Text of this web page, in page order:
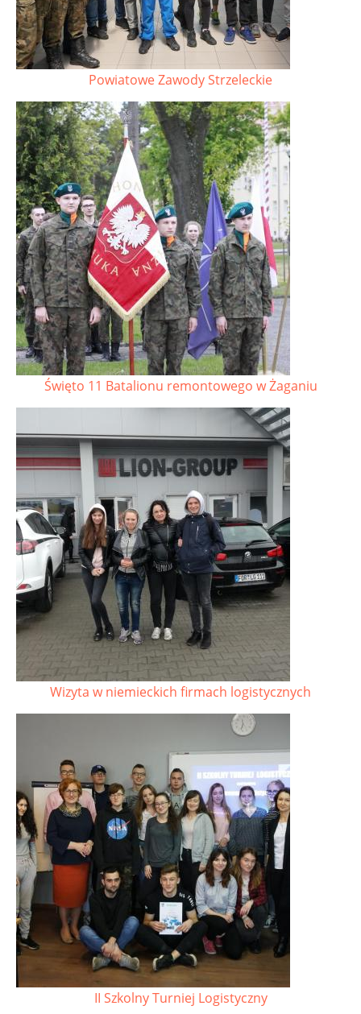
Powiatowe Zawody Strzeleckie
Święto 11 Batalionu remontowego w Żaganiu
Wizyta w niemieckich firmach logistycznych
II Szkolny Turniej Logistyczny